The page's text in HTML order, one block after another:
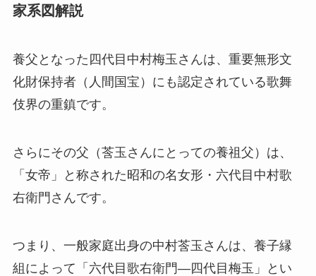
家系図解説
養父となった四代目中村梅玉さんは、重要無形文
化財保持者（人間国宝）にも認定されている歌舞
伎界の重鎮です。
さらにその父（莟玉さんにとっての養祖父）は、
「女帝」と称された昭和の名女形・六代目中村歌
右衛門さんです。
つまり、一般家庭出身の中村莟玉さんは、養子縁
組によって「六代目歌右衛門―四代目梅玉」とい